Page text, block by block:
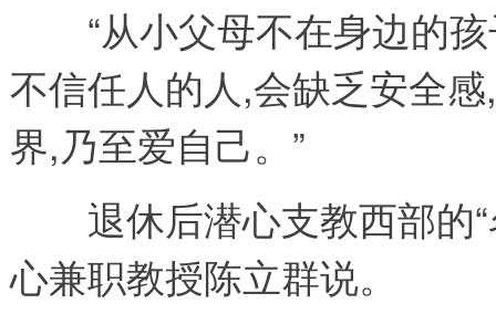
“从小父母不在身边的孩
不信任人的人,会缺乏安全
界,乃至爱自己。”
退休后潜心支教西部的“
心兼职教授陈立群说。